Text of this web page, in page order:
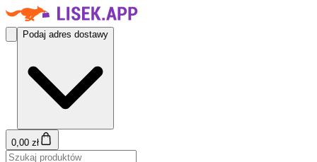
Podaj adres dostawy
0,00 zł